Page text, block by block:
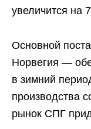
увеличится на
Основной
Норвегия —
в зимний
производства
рынок СПГ